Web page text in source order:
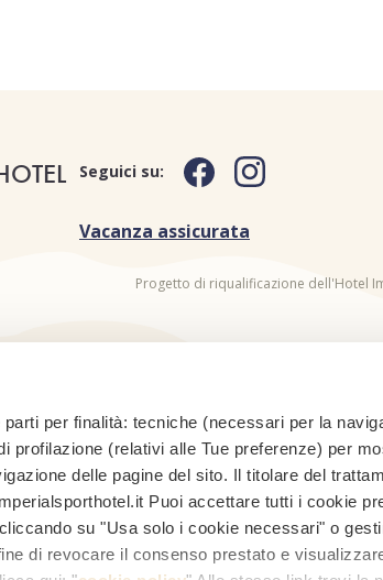
per finalità: tecniche (necessari per la
profilazione (relativi alle Tue preferenze) per
delle pagine del sito. Il titolare del
Puoi accettare tutti i cookie
su "Usa solo i cookie necessari" o
di revocare il consenso prestato e
Seguici su:
Vacanza assicurata
Progetto di riqualificazione dell'Hotel
PARTE DI: